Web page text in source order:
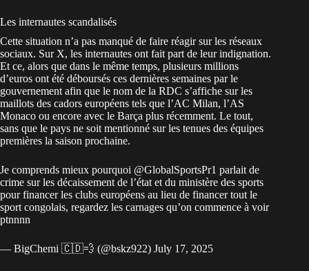
Les internautes scandalisés
Cette situation n’a pas manqué de faire réagir sur les réseaux
sociaux. Sur X, les internautes ont fait part de leur indignation.
Et ce, alors que dans le même temps, plusieurs millions
d’euros ont été déboursés ces dernières semaines par le
gouvernement afin que le nom de la RDC s’affiche sur les
maillots des cadors européens tels que l’AC Milan, l’AS
Monaco ou encore avec le Barça plus récemment. Le tout,
sans que le pays ne soit mentionné sur les tenues des équipes
premières la saison prochaine.
Je comprends mieux pourquoi @GlobalSportsPr1 parlait de
crime sur les décaissement de l’état et du ministère des sports
pour financer les clubs européens au lieu de financer tout le
sport congolais, regardez les carnages qu’on commence à voir
ptnnnn
— BigChemi 🇨🇩💨 (@bskz922) July 17, 2025